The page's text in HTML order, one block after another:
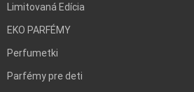
Limitovaná Edícia
EKO PARFÉMY
Perfumetki
Parfémy pre deti